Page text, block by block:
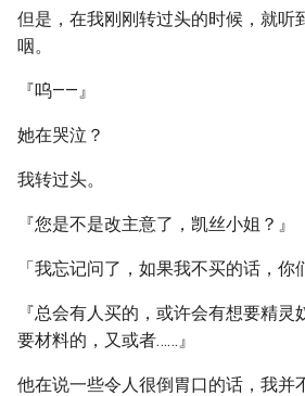
但是，在我刚刚转过头的时候，就听
咽。
『呜——』
她在哭泣？
我转过头。
『您是不是改主意了，凯丝小姐？』
「我忘记问了，如果我不买的话，你
『总会有人买的，或许会有想要精
要材料的，又或者……』
他在说一些令人很倒胃口的话，我并